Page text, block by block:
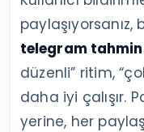
telegram tahmin
düzenli” ritim,
daha iyi çalışır.
yerine, her